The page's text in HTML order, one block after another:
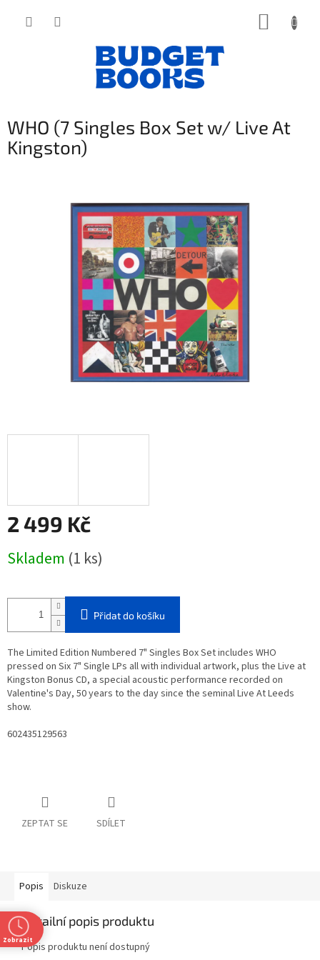
WHO (7 Singles Box Set w/ Live At
Kingston)
2 499 Kč
cena:
Skladem (1 ks)
Přidat do košíku
The Limited Edition Numbered 7" Singles Box Set includes WHO
pressed on Six 7" Single LPs all with individual artwork, plus the Live at
Kingston Bonus CD, a special acoustic performance recorded on
Valentine's Day, 50 years to the day since the seminal Live At Leeds
show.
602435129563
ZEPTAT SE SDÍLET
Popis Diskuze
Detailní popis produktu
Popis produktu není dostupný
Zobrazit